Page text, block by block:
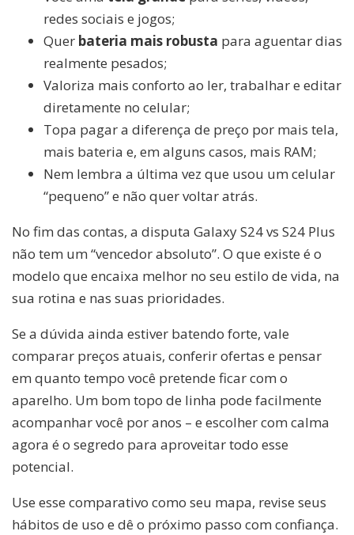
redes sociais e jogos;
Quer bateria mais robusta para aguentar dias
realmente pesados;
Valoriza mais conforto ao ler, trabalhar e editar
diretamente no celular;
Topa pagar a diferença de preço por mais tela,
mais bateria e, em alguns casos, mais RAM;
Nem lembra a última vez que usou um celular
“pequeno” e não quer voltar atrás.
No fim das contas, a disputa Galaxy S24 vs S24 Plus
não tem um “vencedor absoluto”. O que existe é o
modelo que encaixa melhor no seu estilo de vida, na
sua rotina e nas suas prioridades.
Se a dúvida ainda estiver batendo forte, vale
comparar preços atuais, conferir ofertas e pensar
em quanto tempo você pretende ficar com o
aparelho. Um bom topo de linha pode facilmente
acompanhar você por anos – e escolher com calma
agora é o segredo para aproveitar todo esse
potencial.
Use esse comparativo como seu mapa, revise seus
hábitos de uso e dê o próximo passo com confiança.